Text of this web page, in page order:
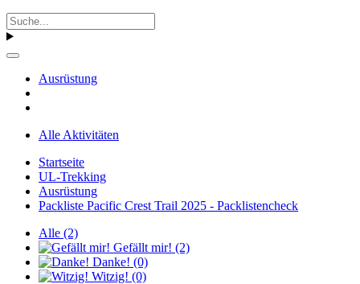
Ausrüstung
Alle Aktivitäten
Startseite
UL-Trekking
Ausrüstung
Packliste Pacific Crest Trail 2025 - Packlistencheck
Alle (2)
Gefällt mir! (2)
Danke! (0)
Witzig! (0)